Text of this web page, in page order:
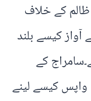
کے خلاف
کیسے بلند
کے
کیسے لینے